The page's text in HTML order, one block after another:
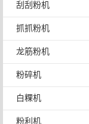
刮刮粉机
抓抓粉机
龙筋粉机
粉碎机
白粿机
粉利机